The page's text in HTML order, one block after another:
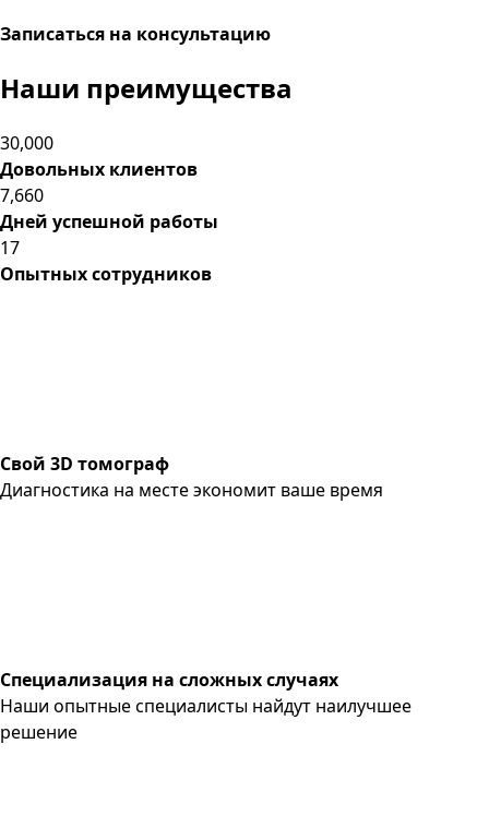
Записаться на консультацию
Наши преимущества
30,000
Довольных клиентов
7,660
Дней успешной работы
17
Опытных сотрудников
Свой 3D томограф
Диагностика на месте экономит ваше время
Специализация на сложных случаях
Наши опытные специалисты найдут наилучшее
решение